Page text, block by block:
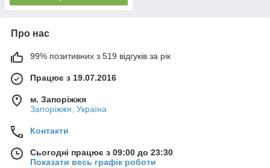
Про нас
99% позитивних з 519 відгуків за рік
Працює з 19.07.2016
м. Запоріжжя
Запоріжжя, Україна
Контакти
Сьогодні працює з 09:00 до 23:30
Показати весь графік роботи